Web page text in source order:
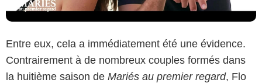
Entre eux, cela a immédiatement été une évidence.
Contrairement à de nombreux couples formés dans
la huitième saison de Mariés au premier regard, Flo